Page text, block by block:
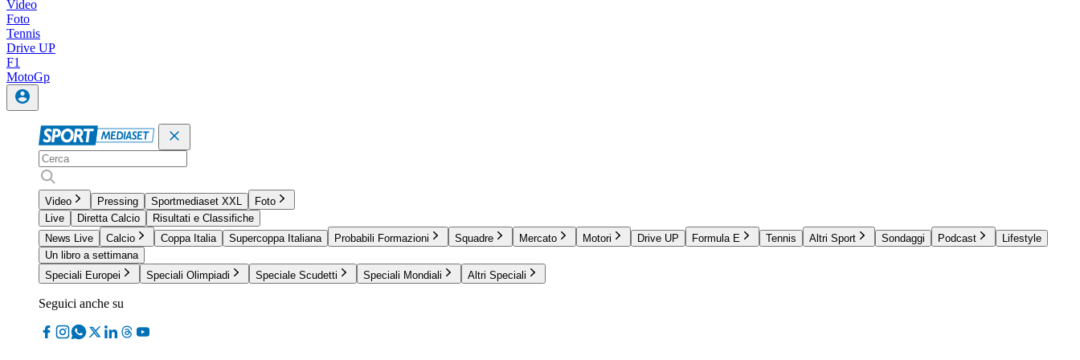
Video
Foto
Tennis
Drive UP
F1
MotoGp
Video Pressing Sportmediaset XXL
Foto
Live
Diretta Calcio
Risultati e Classifiche
News Live
Calcio Coppa Italia Supercoppa Italiana Probabili Formazioni Squadre Mercato Motori Drive UP Formula E Tennis Altri Sport Sondaggi Podcast
Lifestyle
Un libro a settimana
Speciali Europei
Speciali Olimpiadi Speciale Scudetti Speciali Mondiali Altri Speciali
Seguici anche su